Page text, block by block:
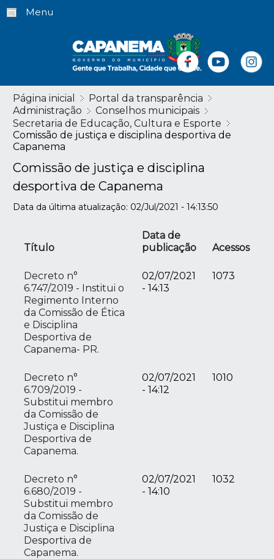
Menu
Página inicial
Portal da transparência
Administração
Conselhos municipais
Secretaria de Educação, Cultura e Esporte
Comissão de justiça e disciplina desportiva de
Capanema
Comissão de justiça e disciplina
desportiva de Capanema
Data da última atualização: 02/Jul/2021 - 14:13:50
Título
Data de
publicação
Acessos
Decreto n°
6.747/2019 - Institui o
Regimento Interno
da Comissão de Ética
e Disciplina
Desportiva de
Capanema- PR.
02/07/2021
- 14:13
1073
Decreto n°
6.709/2019 -
Substitui membro
da Comissão de
Justiça e Disciplina
Desportiva de
Capanema.
02/07/2021
- 14:12
1010
Decreto n°
6.680/2019 -
Substitui membro
da Comissão de
Justiça e Disciplina
Desportiva de
Capanema.
02/07/2021
- 14:10
1032